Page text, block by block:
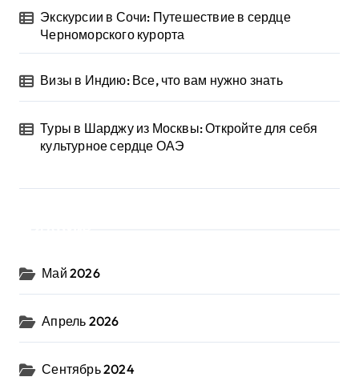
Экскурсии в Сочи: Путешествие в сердце
Черноморского курорта
Визы в Индию: Все, что вам нужно знать
Туры в Шарджу из Москвы: Откройте для себя
культурное сердце ОАЭ
Май 2026
Апрель 2026
Сентябрь 2024